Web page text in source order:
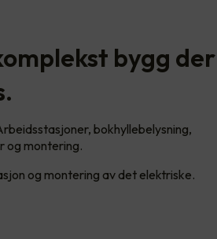
bygg der
bokhyllebelysning,
og montering.
og montering av det elektriske.